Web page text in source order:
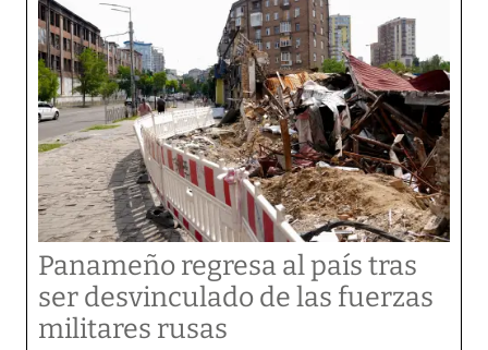
Panameño regresa al país tras
ser desvinculado de las fuerzas
militares rusas